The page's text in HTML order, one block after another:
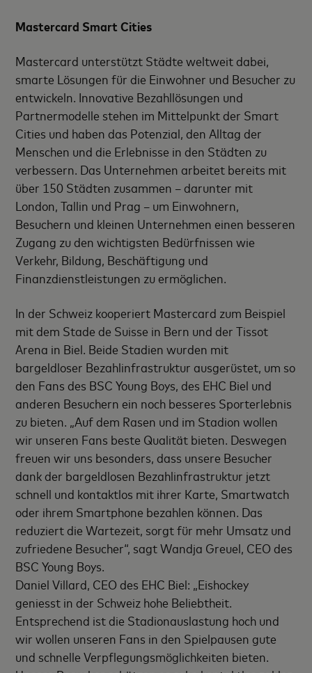
Mastercard Smart Cities
Mastercard unterstützt Städte weltweit dabei,
smarte Lösungen für die Einwohner und Besucher zu
entwickeln. Innovative Bezahllösungen und
Partnermodelle stehen im Mittelpunkt der Smart
Cities und haben das Potenzial, den Alltag der
Menschen und die Erlebnisse in den Städten zu
verbessern. Das Unternehmen arbeitet bereits mit
über 150 Städten zusammen – darunter mit
London, Tallin und Prag – um Einwohnern,
Besuchern und kleinen Unternehmen einen besseren
Zugang zu den wichtigsten Bedürfnissen wie
Verkehr, Bildung, Beschäftigung und
Finanzdienstleistungen zu ermöglichen.
In der Schweiz kooperiert Mastercard zum Beispiel
mit dem Stade de Suisse in Bern und der Tissot
Arena in Biel. Beide Stadien wurden mit
bargeldloser Bezahlinfrastruktur ausgerüstet, um so
den Fans des BSC Young Boys, des EHC Biel und
anderen Besuchern ein noch besseres Sporterlebnis
zu bieten. „Auf dem Rasen und im Stadion wollen
wir unseren Fans beste Qualität bieten. Deswegen
freuen wir uns besonders, dass unsere Besucher
dank der bargeldlosen Bezahlinfrastruktur jetzt
schnell und kontaktlos mit ihrer Karte, Smartwatch
oder ihrem Smartphone bezahlen können. Das
reduziert die Wartezeit, sorgt für mehr Umsatz und
zufriedene Besucher“, sagt Wandja Greuel, CEO des
BSC Young Boys.
Daniel Villard, CEO des EHC Biel: „Eishockey
geniesst in der Schweiz hohe Beliebtheit.
Entsprechend ist die Stadionauslastung hoch und
wir wollen unseren Fans in den Spielpausen gute
und schnelle Verpflegungsmöglichkeiten bieten.